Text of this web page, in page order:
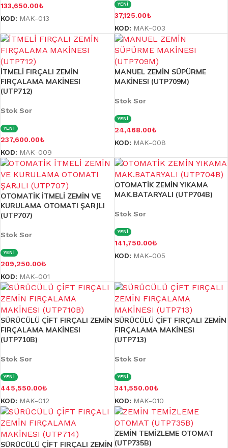
133,650.00₺
KOD: MAK-013
YENİ
37,125.00₺
KOD: MAK-003
İTMELİ FIRÇALI ZEMİN
FIRÇALAMA MAKİNESI
(UTP712)
Stok Sor
YENİ
237,600.00₺
KOD: MAK-009
MANUEL ZEMİN SÜPÜRME
MAKİNESI (UTP709M)
Stok Sor
YENİ
24,468.00₺
KOD: MAK-008
OTOMATİK İTMELİ ZEMİN VE
KURULAMA OTOMATI ŞARJLI
(UTP707)
Stok Sor
YENİ
209,250.00₺
KOD: MAK-001
OTOMATİK ZEMİN YIKAMA
MAK.BATARYALI (UTP704B)
Stok Sor
YENİ
141,750.00₺
KOD: MAK-005
SÜRÜCÜLÜ ÇİFT FIRÇALI ZEMİN
FIRÇALAMA MAKİNESI
(UTP710B)
Stok Sor
YENİ
445,550.00₺
KOD: MAK-012
SÜRÜCÜLÜ ÇİFT FIRÇALI ZEMİN
FIRÇALAMA MAKİNESI
(UTP713)
Stok Sor
YENİ
341,550.00₺
KOD: MAK-010
SÜRÜCÜLÜ ÇİFT FIRÇALI ZEMİN
ZEMİN TEMİZLEME OTOMAT
(UTP735B)